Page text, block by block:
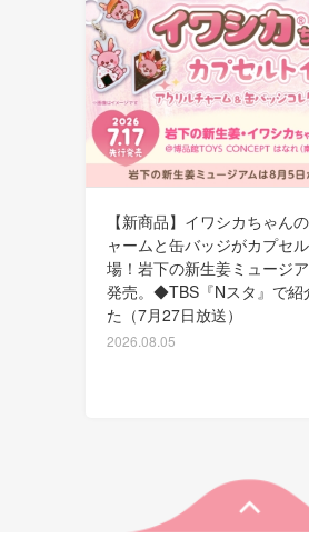
【新商品】イワシカちゃん
ャームと缶バッジがカプセ
場！岩下の新生姜ミュージ
発売。◆TBS『Nスタ』で紹
た（7月27日放送）
2026.08.05